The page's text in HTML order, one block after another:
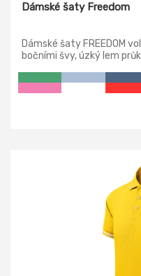
Dámské šaty Freedom
Dámské šaty FREEDOM
bočními švy, úzký lem